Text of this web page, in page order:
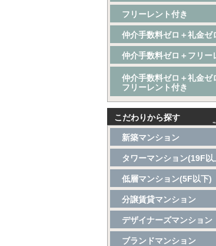
フリーレント付き
仲介手数料ゼロ＋礼金ゼ
仲介手数料ゼロ＋フリー
仲介手数料ゼロ＋礼金ゼ
フリーレント付き
こだわりから探す
新築マンション
タワーマンション(19F以
低層マンション(5F以下)
分譲賃貸マンション
デザイナーズマンション
ブランドマンション